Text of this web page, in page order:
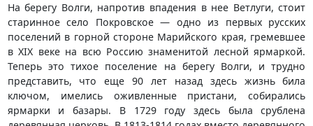
На берегу Волги, напротив впадения в нее Ветлуги, стоит
старинное село Покровское — одно из первых русских
поселений в горной стороне Марийского края, гремевшее
в XIX веке на всю Россию знаменитой лесной ярмаркой.
Теперь это тихое поселение на берегу Волги, и трудно
представить, что еще 90 лет назад здесь жизнь била
ключом, имелись оживленные пристани, собирались
ярмарки и базары. В 1729 году здесь была срублена